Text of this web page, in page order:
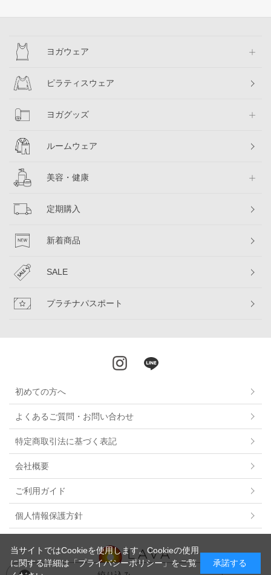
ヨガウェア
ピラティスウェア
ヨガグッズ
ルームウェア
美容・健康
定期購入
新着商品
SALE
プラチナパスポート
初めての方へ
よくあるご質問・お問い合わせ
特定商取引法に基づく表記
会社概要
ご利用ガイド
個人情報保護方針
当サイトではCookieを使用します。Cookieの使用
に関する詳細は「プライバシーポリシー」をご覧
承諾する